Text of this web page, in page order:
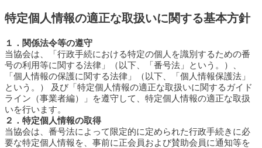
特定個人情報の適正な取扱いに関する基本方針
１．関係法令等の遵守
当協会は、「行政手続における特定の個人を識別するための番
号の利用等に関する法律」（以下、「番号法」という。）、
「個人情報の保護に関する法律」（以下、「個人情報保護法」
という。） 及び「特定個人情報の適正な取扱いに関するガイド
ライン（事業者編）」を遵守して、特定個人情報の適正な取扱
いを行います。
２．特定個人情報の取得
当協会は、番号法によって限定的に定められた行政手続きに必
要な特定個人情報を、事前に正会員および賛助会員に通知等を